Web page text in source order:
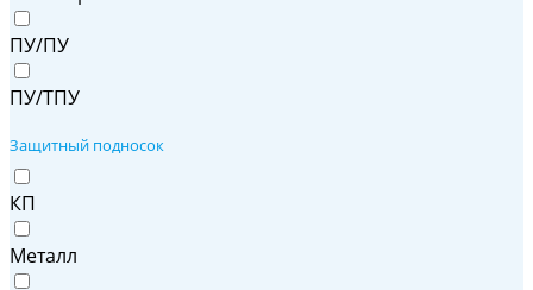
ПУ/ПУ
ПУ/ТПУ
Защитный подносок
КП
Металл